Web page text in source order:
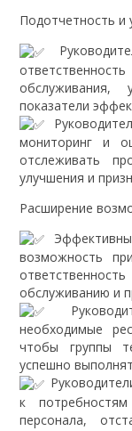
Подотчетность и
показатели
мониторинг и
отслеживать
улучшения и
Расширение
возможность
обслуживанию и
необходимые
чтобы группы
успешно
к
персонала,